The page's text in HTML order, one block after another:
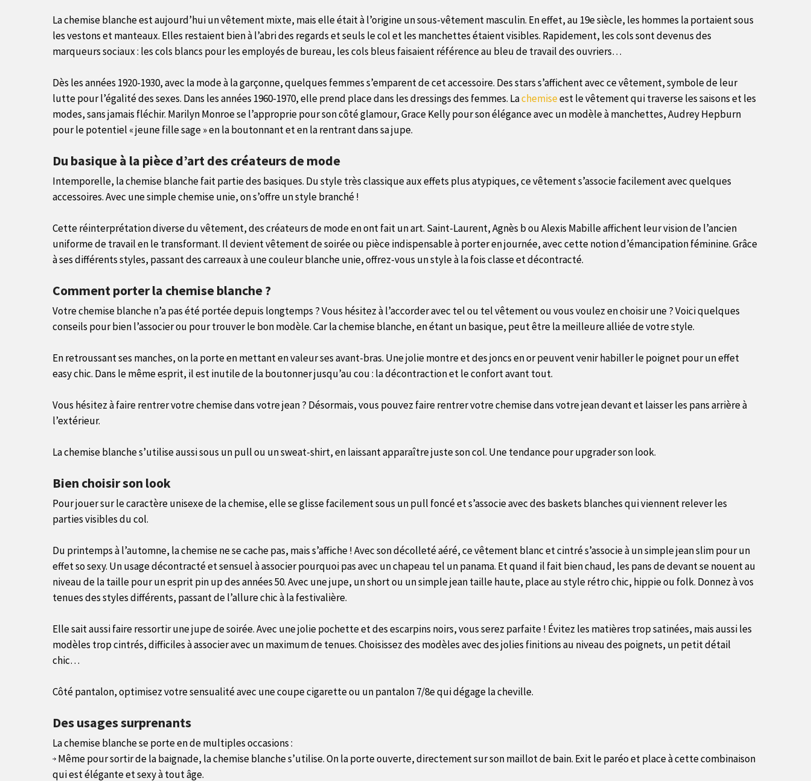
La chemise blanche est aujourd’hui un vêtement mixte, mais elle était à l’origine un sous-vêtement masculin. En effet, au 19e siècle, les hommes la portaient sous
les vestons et manteaux. Elles restaient bien à l’abri des regards et seuls le col et les manchettes étaient visibles. Rapidement, les cols sont devenus des
marqueurs sociaux : les cols blancs pour les employés de bureau, les cols bleus faisaient référence au bleu de travail des ouvriers…
Dès les années 1920-1930, avec la mode à la garçonne, quelques femmes s’emparent de cet accessoire. Des stars s’affichent avec ce vêtement, symbole de leur
lutte pour l’égalité des sexes. Dans les années 1960-1970, elle prend place dans les dressings des femmes. Lachemiseest le vêtement qui traverse les saisons et les
modes, sans jamais fléchir. Marilyn Monroe se l’approprie pour son côté glamour, Grace Kelly pour son élégance avec un modèle à manchettes, Audrey Hepburn
pour le potentiel « jeune fille sage » en la boutonnant et en la rentrant dans sa jupe.
Du basique à la pièce d’art des créateurs de mode
Intemporelle, la chemise blanche fait partie des basiques. Du style très classique aux effets plus atypiques, ce vêtement s’associe facilement avec quelques
accessoires. Avec une simple chemise unie, on s’offre un style branché !
Cette réinterprétation diverse du vêtement, des créateurs de mode en ont fait un art. Saint-Laurent, Agnès b ou Alexis Mabille affichent leur vision de l’ancien
uniforme de travail en le transformant. Il devient vêtement de soirée ou pièce indispensable à porter en journée, avec cette notion d’émancipation féminine. Grâce
à ses différents styles, passant des carreaux à une couleur blanche unie, offrez-vous un style à la fois classe et décontracté.
Comment porter la chemise blanche ?
Votre chemise blanche n’a pas été portée depuis longtemps ? Vous hésitez à l’accorder avec tel ou tel vêtement ou vous voulez en choisir une ? Voici quelques
conseils pour bien l’associer ou pour trouver le bon modèle. Car la chemise blanche, en étant un basique, peut être la meilleure alliée de votre style.
En retroussant ses manches, on la porte en mettant en valeur ses avant-bras. Une jolie montre et des joncs en or peuvent venir habiller le poignet pour un effet
easy chic. Dans le même esprit, il est inutile de la boutonner jusqu’au cou : la décontraction et le confort avant tout.
Vous hésitez à faire rentrer votre chemise dans votre jean ? Désormais, vous pouvez faire rentrer votre chemise dans votre jean devant et laisser les pans arrière à
l’extérieur.
La chemise blanche s’utilise aussi sous un pull ou un sweat-shirt, en laissant apparaître juste son col. Une tendance pour upgrader son look.
Bien choisir son look
Pour jouer sur le caractère unisexe de la chemise, elle se glisse facilement sous un pull foncé et s’associe avec des baskets blanches qui viennent relever les
parties visibles du col.
Du printemps à l’automne, la chemise ne se cache pas, mais s’affiche ! Avec son décolleté aéré, ce vêtement blanc et cintré s’associe à un simple jean slim pour un
effet so sexy. Un usage décontracté et sensuel à associer pourquoi pas avec un chapeau tel un panama. Et quand il fait bien chaud, les pans de devant se nouent au
niveau de la taille pour un esprit pin up des années 50. Avec une jupe, un short ou un simple jean taille haute, place au style rétro chic, hippie ou folk. Donnez à vos
tenues des styles différents, passant de l’allure chic à la festivalière.
Elle sait aussi faire ressortir une jupe de soirée. Avec une jolie pochette et des escarpins noirs, vous serez parfaite ! Évitez les matières trop satinées, mais aussi les
modèles trop cintrés, difficiles à associer avec un maximum de tenues. Choisissez des modèles avec des jolies finitions au niveau des poignets, un petit détail
chic…
Côté pantalon, optimisez votre sensualité avec une coupe cigarette ou un pantalon 7/8e qui dégage la cheville.
Des usages surprenants
La chemise blanche se porte en de multiples occasions :
Même pour sortir de la baignade, la chemise blanche s’utilise. On la porte ouverte, directement sur son maillot de bain. Exit le paréo et place à cette combinaison
qui est élégante et sexy à tout âge.